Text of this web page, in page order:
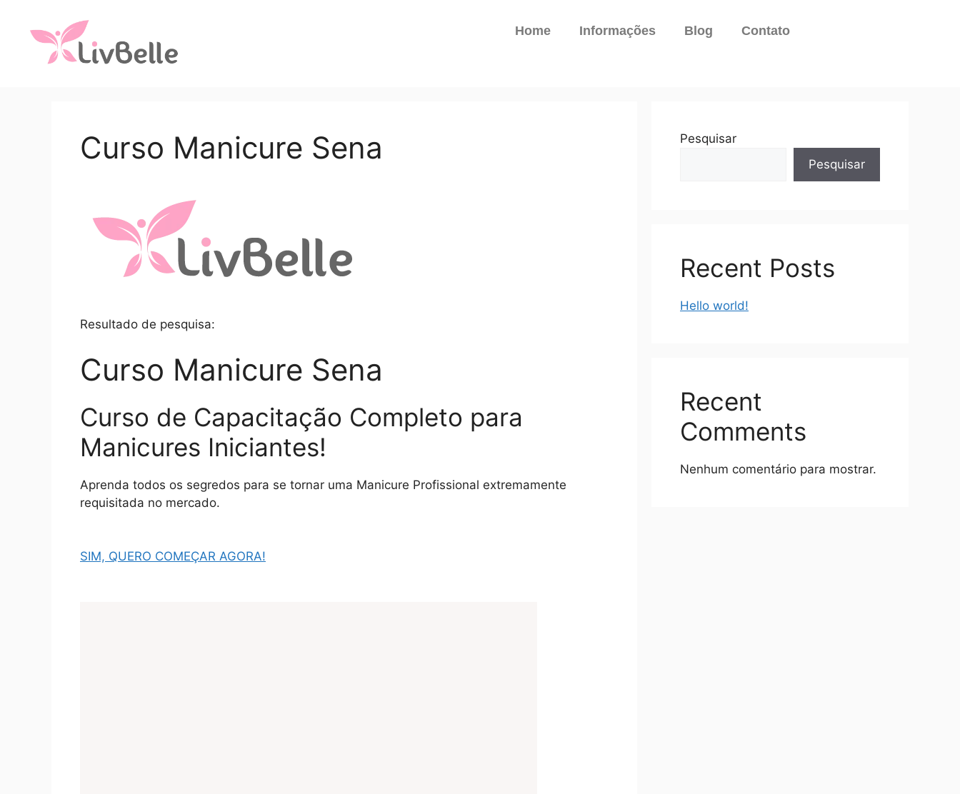
Home Informações Blog Contato
Curso Manicure Sena
Resultado de pesquisa:
Curso Manicure Sena
Curso de Capacitação Completo para
Manicures Iniciantes!
Aprenda todos os segredos para se tornar uma Manicure Profissional extremamente
requisitada no mercado.
SIM, QUERO COMEÇAR AGORA!
Pesquisar
Pesquisar
Recent Posts
Hello world!
Recent
Comments
Nenhum comentário para mostrar.